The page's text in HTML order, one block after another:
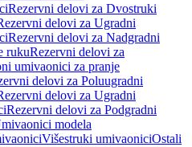
Rezervni delovi za Dvostruki
delovi za Ugradni
Rezervni delovi za Nadgradni
rukuRezervni delovi za
umivaonici za pranje
delovi za Poluugradni
delovi za Ugradni
Rezervni delovi za Podgradni
modela
Višestruki umivaoniciOstali